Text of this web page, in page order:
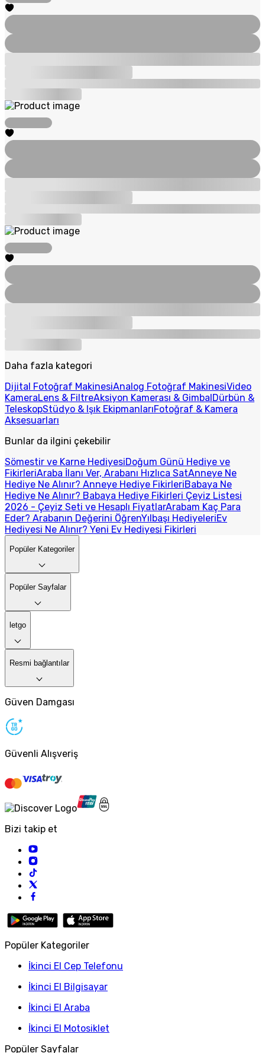
Daha fazla kategori
Dijital Fotoğraf MakinesiAnalog Fotoğraf MakinesiVideo
KameraLens & FiltreAksiyon Kamerası & GimbalDürbün &
TeleskopStüdyo & Işık EkipmanlarıFotoğraf & Kamera
Aksesuarları
Bunlar da ilgini çekebilir
Sömestir ve Karne HediyesiDoğum Günü Hediye ve
FikirleriAraba İlanı Ver, Arabanı Hızlıca SatAnneye Ne
Hediye Ne Alınır? Anneye Hediye FikirleriBabaya Ne
Hediye Ne Alınır? Babaya Hediye Fikirleri Çeyiz Listesi
2026 - Çeyiz Seti ve Hesaplı FiyatlarArabam Kaç Para
Eder? Arabanın Değerini ÖğrenYılbaşı HediyeleriEv
Hediyesi Ne Alınır? Yeni Ev Hediyesi Fikirleri
Popüler Kategoriler
Popüler Sayfalar
letgo
Resmi bağlantılar
Güven Damgası
Güvenli Alışveriş
Bizi takip et
Popüler Kategoriler
İkinci El Cep Telefonu
İkinci El Bilgisayar
İkinci El Araba
İkinci El Motosiklet
Popüler Sayfalar